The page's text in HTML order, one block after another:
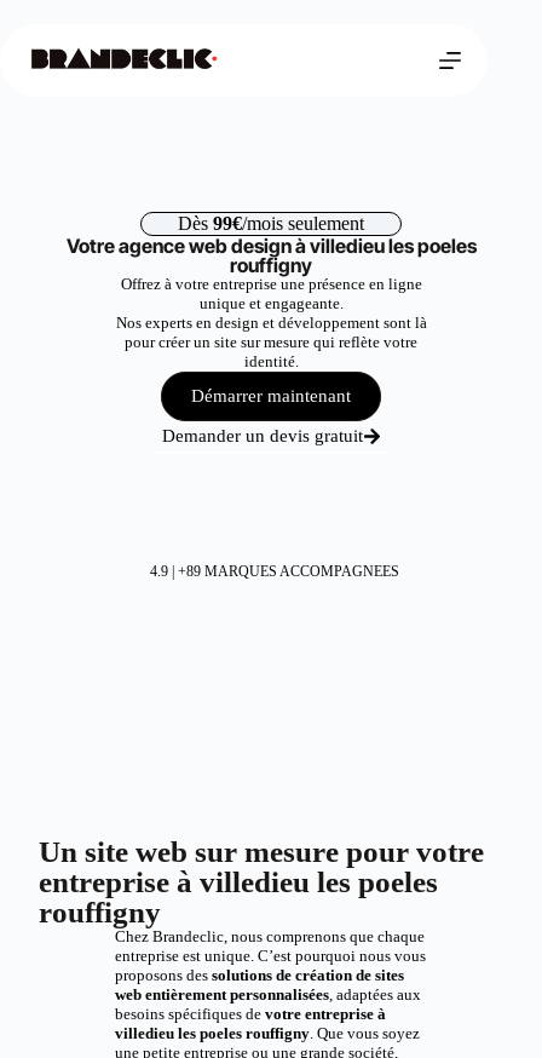
Dès 99€/mois seulement
Votre agence web design à villedieu les poeles
rouffigny
Offrez à votre entreprise une présence en ligne
unique et engageante.
Nos experts en design et développement sont là
pour créer un site sur mesure qui reflète votre
identité.
Démarrer maintenant
Demander un devis gratuit
4.9 | +89 MARQUES ACCOMPAGNEES
Un site web sur mesure pour votre
entreprise à villedieu les poeles
rouffigny
Chez Brandeclic, nous comprenons que chaque
entreprise est unique. C’est pourquoi nous vous
proposons des solutions de création de sites
web entièrement personnalisées, adaptées aux
besoins spécifiques de votre entreprise à
villedieu les poeles rouffigny. Que vous soyez
une petite entreprise ou une grande société,